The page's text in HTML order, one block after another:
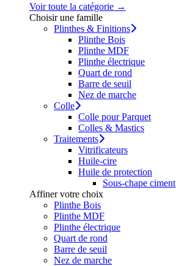
Voir toute la catégorie →
Choisir une famille
Plinthes & Finitions
Plinthe Bois
Plinthe MDF
Plinthe électrique
Quart de rond
Barre de seuil
Nez de marche
Colle
Colle pour Parquet
Colles & Mastics
Traitements
Vitrificateurs
Huile-cire
Huile de protection
Sous-chape ciment
Affiner votre choix
Plinthe Bois
Plinthe MDF
Plinthe électrique
Quart de rond
Barre de seuil
Nez de marche